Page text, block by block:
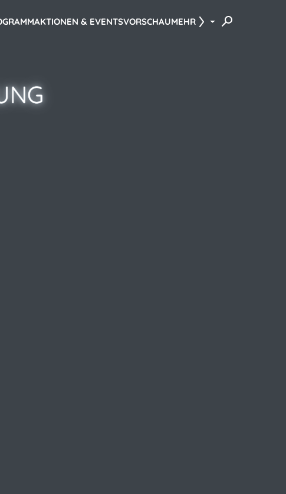
AKTIONEN & EVENTSVORSCHAUMEHR